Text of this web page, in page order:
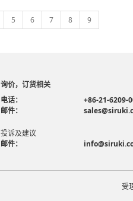
5 6 7 8
9
询价，订货相关
电话：
+86-21-6209-
邮件：
投诉及建议
邮件：
受